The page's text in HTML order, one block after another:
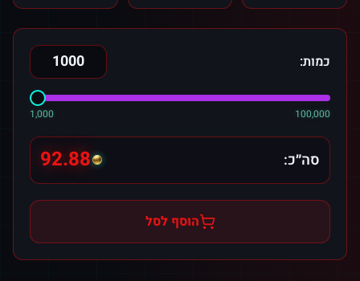
כמות:
1,000 100,000
סה״כ: 92.88
הוסף לסל